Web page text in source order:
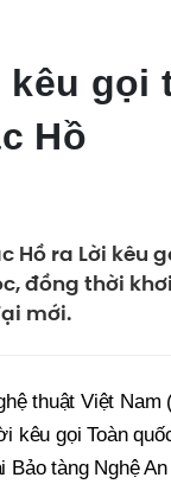
kêu gọi
Hồ
Hồ ra Lời kêu
đồng thời
mới.
thuật Việt
kêu gọi Toàn
tàng Nghệ